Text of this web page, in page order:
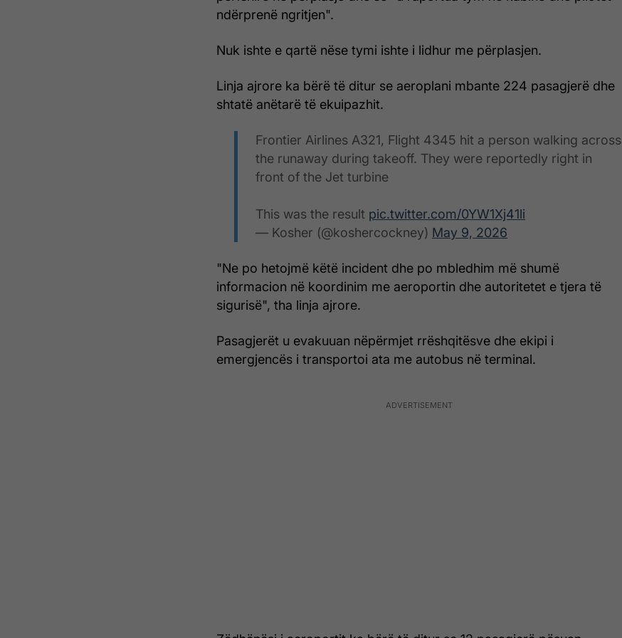
ndërprenë ngritjen".
Nuk ishte e qartë nëse tymi ishte i lidhur me përplasjen.
Linja ajrore ka bërë të ditur se aeroplani mbante 224 pasagjerë dhe
shtatë anëtarë të ekuipazhit.
Frontier Airlines A321, Flight 4345 hit a person walking across
the runaway during takeoff. They were reportedly right in
front of the Jet turbine
This was the result pic.twitter.com/0YW1Xj41li
— Kosher (@koshercockney) May 9, 2026
"Ne po hetojmë këtë incident dhe po mbledhim më shumë
informacion në koordinim me aeroportin dhe autoritetet e tjera të
sigurisë", tha linja ajrore.
Pasagjerët u evakuuan nëpërmjet rrëshqitësve dhe ekipi i
emergjencës i transportoi ata me autobus në terminal.